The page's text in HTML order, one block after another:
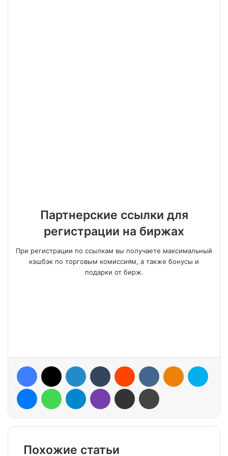
Партнерские ссылки для
регистрации на биржах
При регистрации по ссылкам вы получаете максимальный
кэшбэк по торговым комиссиям, а также бонусы и
подарки от бирж.
Похожие статьи